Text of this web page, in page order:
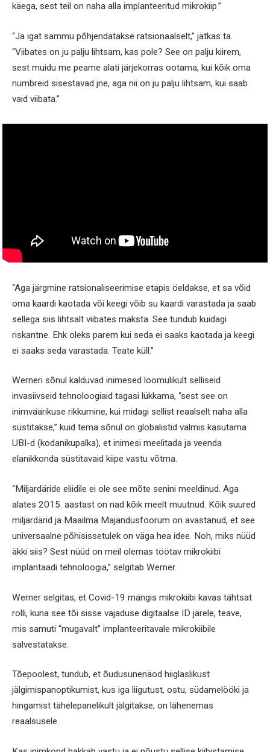
käega, sest teil on naha alla implanteeritud mikrokiip.”
“Ja igat sammu põhjendatakse ratsionaalselt,” jätkas ta.
“Viibates on ju palju lihtsam, kas pole? See on palju kiirem,
sest muidu me peame alati järjekorras ootama, kui kõik oma
numbreid sisestavad jne, aga nii on ju palju lihtsam, kui saab
vaid viibata.”
“Aga järgmine ratsionaliseerimise etapis öeldakse, et sa võid
oma kaardi kaotada või keegi võib su kaardi varastada ja saab
sellega siis lihtsalt viibates maksta. See tundub kuidagi
riskantne. Ehk oleks parem kui seda ei saaks kaotada ja keegi
ei saaks seda varastada. Teate küll.”
Werneri sõnul kalduvad inimesed loomulikult selliseid
invasiivseid tehnoloogiaid tagasi lükkama, “sest see on
inimväärikuse rikkumine, kui midagi sellist reaalselt naha alla
süstitakse,” kuid tema sõnul on globalistid valmis kasutama
UBI-d (kodanikupalka), et inimesi meelitada ja veenda
elanikkonda süstitavaid kiipe vastu võtma.
“Miljardäride eliidile ei ole see mõte senini meeldinud. Aga
alates 2015. aastast on nad kõik meelt muutnud. Kõik suured
miljardärid ja Maailma Majandusfoorum on avastanud, et see
universaalne põhisissetulek on väga hea idee. Noh, miks nüüd
äkki siis? Sest nüüd on meil olemas töötav mikrokiibi
implantaadi tehnoloogia,” selgitab Werner.
Werner selgitas, et Covid-19 mängis mikrokiibi kavas tähtsat
rolli, kuna see tõi sisse vajaduse digitaalse ID järele, teave,
mis samuti “mugavalt” implanteeritavale mikrokiibile
salvestatakse.
Tõepoolest, tundub, et õudusunenäod hiiglaslikust
jälgimispanoptikumist, kus iga liigutust, ostu, südamelööki ja
hingamist tähelepanelikult jälgitakse, on lähenemas
reaalsusele.